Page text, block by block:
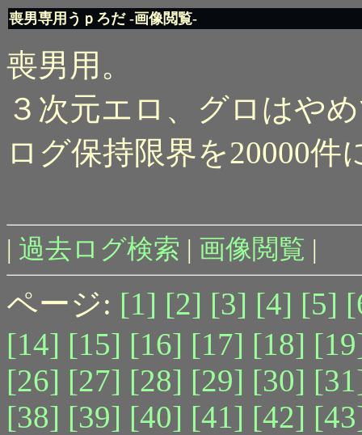
喪男専用うｐろだ -画像閲覧-
喪男用。
３次元エロ、グロはや
ログ保持限界を20000件
| 過去ログ検索 | 画像閲覧 |
ページ: [1] [2] [3] [4] [5]
[14] [15] [16] [17] [18]
[26] [27] [28] [29] [30]
[38] [39] [40] [41] [42]